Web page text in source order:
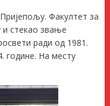
Факултет за
и стекао звање
ради од 1981.
године. На месту